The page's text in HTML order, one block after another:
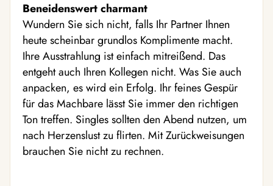
Beneidenswert charmant
Wundern Sie sich nicht, falls Ihr Partner Ihnen
heute scheinbar grundlos Komplimente macht.
Ihre Ausstrahlung ist einfach mitreißend. Das
entgeht auch Ihren Kollegen nicht. Was Sie auch
anpacken, es wird ein Erfolg. Ihr feines Gespür
für das Machbare lässt Sie immer den richtigen
Ton treffen. Singles sollten den Abend nutzen, um
nach Herzenslust zu flirten. Mit Zurückweisungen
brauchen Sie nicht zu rechnen.